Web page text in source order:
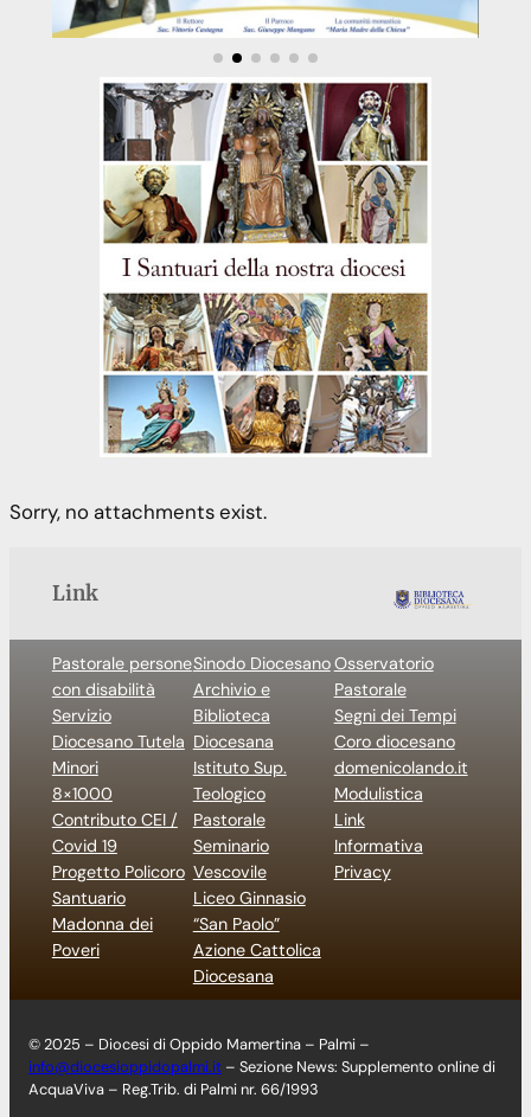
Sorry, no attachments exist.
Link
Pastorale persone
con disabilità
Servizio
Diocesano Tutela
Minori
8×1000
Contributo CEI /
Covid 19
Progetto Policoro
Santuario
Madonna dei
Poveri
Sinodo Diocesano
Archivio e
Biblioteca
Diocesana
Istituto Sup.
Teologico
Pastorale
Seminario
Vescovile
Liceo Ginnasio
“San Paolo”
Azione Cattolica
Diocesana
Osservatorio
Pastorale
Segni dei Tempi
Coro diocesano
domenicolando.it
Modulistica
Link
Informativa
Privacy
© 2025 – Diocesi di Oppido Mamertina – Palmi –
info@diocesioppidopalmi.it – Sezione News: Supplemento online di
AcquaViva – Reg.Trib. di Palmi nr. 66/1993